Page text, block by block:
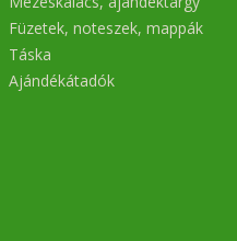
Füzetek, noteszek, mappák
Táska
Ajándékátadók